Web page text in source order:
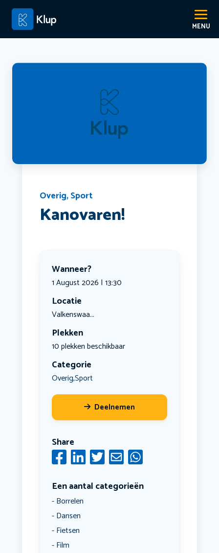
Overig,Sport
Kanovaren!
Wanneer?
1 August 2026 | 13:30
Locatie
Valkenswaa...
Plekken
10 plekken beschikbaar
Categorie
Overig,Sport
Deelnemen
Share
Een aantal categorieën
Borrelen
Dansen
Fietsen
Film